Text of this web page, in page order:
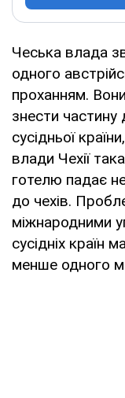
Чеська влада
одного
проханням.
знести
сусідньої
влади Чехії
готелю падає
до чехів.
міжнародними
сусідніх країн
менше одного